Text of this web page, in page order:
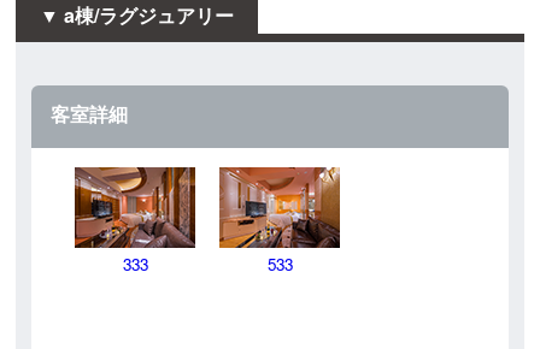
a棟/ラグジュアリー
客室詳細
333 533